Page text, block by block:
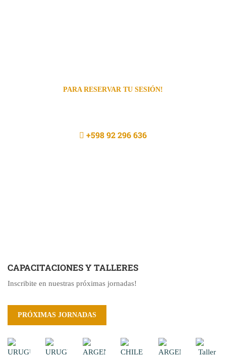
PARA RESERVAR TU SESIÓN!
+598 92 296 636
CAPACITACIONES Y TALLERES
Inscribite en nuestras próximas jornadas!
PRÓXIMAS JORNADAS